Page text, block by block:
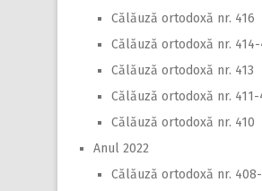
Călăuză ortodoxă nr. 416
Călăuză ortodoxă nr. 414-
Călăuză ortodoxă nr. 413
Călăuză ortodoxă nr. 411-
Călăuză ortodoxă nr. 410
Anul 2022
Călăuză ortodoxă nr.